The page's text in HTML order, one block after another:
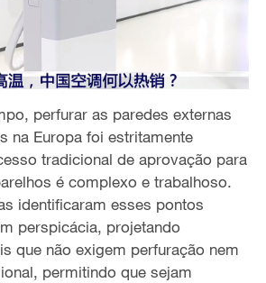
perfurar as paredes externas
na Europa foi estritamente
tradicional de aprovação para
é complexo e trabalhoso.
identificaram esses pontos
perspicácia, projetando
que não exigem perfuração nem
permitindo que sejam